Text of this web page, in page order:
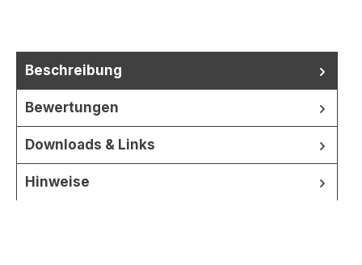
Beschreibung
Bewertungen
Downloads & Links
Hinweise